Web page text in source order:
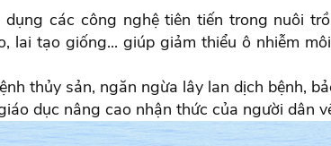
các công nghệ tiên tiến trong nuôi
lai tạo giống... giúp giảm thiểu ô nhiễm
thủy sản, ngăn ngừa lây lan dịch bệnh,
dục nâng cao nhận thức của người dân